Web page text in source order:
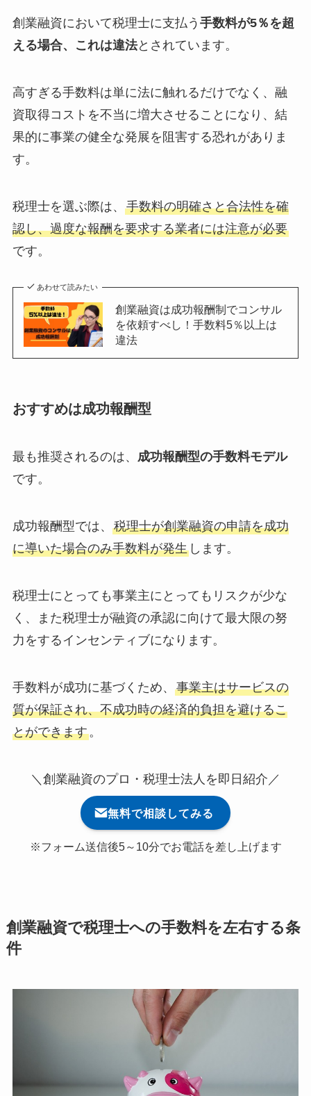
創業融資において税理士に支払う 手数料が5％を超
える場合、これは違法とされています。
高すぎる手数料は単に法に触れるだけでなく、融
資取得コストを不当に増大させることになり、結
果的に事業の健全な発展を阻害する恐れがありま
す。
税理士を選ぶ際は、 手数料の明確さと合法性を確
認し、過度な報酬を要求する業者には注意が必要
です。
あわせて読みたい
創業融資は成功報酬制でコンサル
を依頼すべし！手数料5％以上は
違法
おすすめは成功報酬型
最も推奨されるのは、 成功報酬型の手数料モデル
です。
成功報酬型では、 税理士が創業融資の申請を成功
に導いた場合のみ手数料が発生します。
税理士にとっても事業主にとってもリスクが少な
く、また税理士が融資の承認に向けて最大限の努
力をするインセンティブになります。
手数料が成功に基づくため、 事業主はサービスの
質が保証され、不成功時の経済的負担を避けるこ
とができます。
＼創業融資のプロ・税理士法人を即日紹介／
無料で相談してみる
※フォーム送信後5～10分でお電話を差し上げます
創業融資で税理士への手数料を左右する条
件